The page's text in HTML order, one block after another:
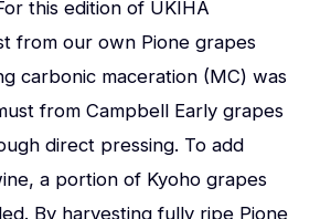
this edition of UKIHA
from our own Pione grapes
carbonic maceration (MC) was
from Campbell Early grapes
direct pressing. To add
a portion of Kyoho grapes
By harvesting fully ripe Pione